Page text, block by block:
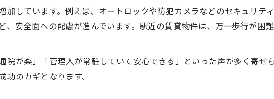
不動産選びで重視したい生活支援の内容
一人暮らしを始めるなら知っておきたい不動産事情
JR沿い賃貸で一人暮らしが快適な理由
しています。例えば、オートロックや防犯カメラなどのセキュリテ
安全面への配慮が進んでいます。駅近の賃貸物件は、万一歩行が困
院が楽」「管理人が常駐していて安心できる」といった声が多く寄せ
のカギとなります。
お問い合わせはこちら
お問い合わせはこちら